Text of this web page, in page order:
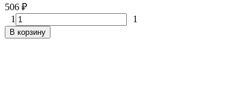
506 ₽
1
1
В корзину